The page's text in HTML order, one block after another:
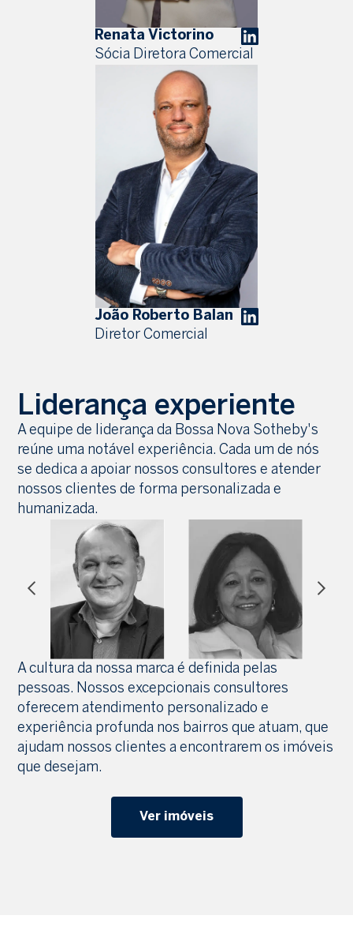
Renata Victorino
Sócia Diretora Comercial
João Roberto Balan
Diretor Comercial
Liderança experiente
A equipe de liderança da Bossa Nova Sotheby's
reúne uma notável experiência. Cada um de nós
se dedica a apoiar nossos consultores e atender
nossos clientes de forma personalizada e
humanizada.
A cultura da nossa marca é definida pelas
pessoas. Nossos excepcionais consultores
oferecem atendimento personalizado e
experiência profunda nos bairros que atuam, que
ajudam nossos clientes a encontrarem os imóveis
que desejam.
Ver imóveis